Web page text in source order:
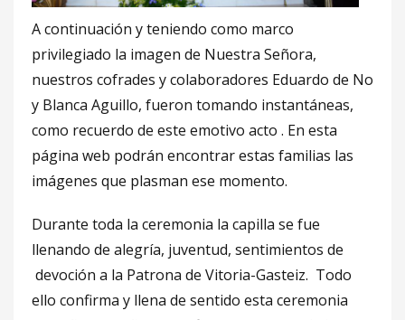
A continuación y teniendo como marco
privilegiado la imagen de Nuestra Señora,
nuestros cofrades y colaboradores Eduardo de No
y Blanca Aguillo, fueron tomando instantáneas,
como recuerdo de este emotivo acto . En esta
página web podrán encontrar estas familias las
imágenes que plasman ese momento.
Durante toda la ceremonia la capilla se fue
llenando de alegría, juventud, sentimientos de
devoción a la Patrona de Vitoria-Gasteiz. Todo
ello confirma y llena de sentido esta ceremonia